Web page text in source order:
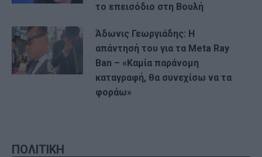
το επεισόδιο στη Βουλή
Άδωνις Γεωργιάδης: Η
απάντησή του για τα Meta Ray
Ban – «Καμία παράνομη
καταγραφή, θα συνεχίσω να τα
φοράω»
ΠΟΛΙΤΙΚΗ